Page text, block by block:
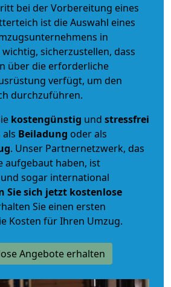
bei der Vorbereitung eines
ist die Auswahl eines
in
sicherzustellen, dass
über die erforderliche
verfügt, um den
durchzuführen.
kostengünstig und stressfrei
als Beiladung oder als
. Unser Partnernetzwerk, das
aufgebaut haben, ist
sogar international
Sie sich jetzt kostenlose
Sie einen ersten
Kosten für Ihren Umzug.
Angebote erhalten